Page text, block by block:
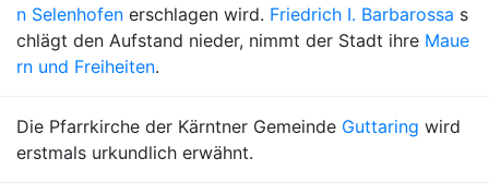
n Selenhofen erschlagen wird. Friedrich I. Barbarossa s
chlägt den Aufstand nieder, nimmt der Stadt ihre Maue
rn und Freiheiten.
Die Pfarrkirche der Kärntner Gemeinde Guttaring wird
erstmals urkundlich erwähnt.